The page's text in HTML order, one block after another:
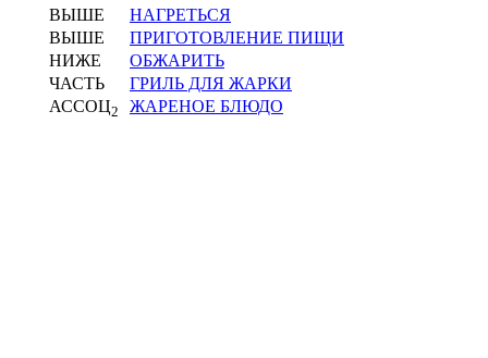
ВЫШЕ
НАГРЕТЬСЯ
ВЫШЕ
ПРИГОТОВЛЕНИЕ ПИЩИ
НИЖЕ
ОБЖАРИТЬ
ЧАСТЬ
ГРИЛЬ ДЛЯ ЖАРКИ
АССОЦ2 ЖАРЕНОЕ БЛЮДО